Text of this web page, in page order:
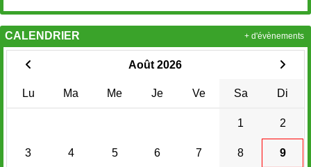
CALENDRIER
Août 2026
Lu Ma Me Je Ve Sa Di
1 2
3 4 5 6 7 8 9
+ d'évènements